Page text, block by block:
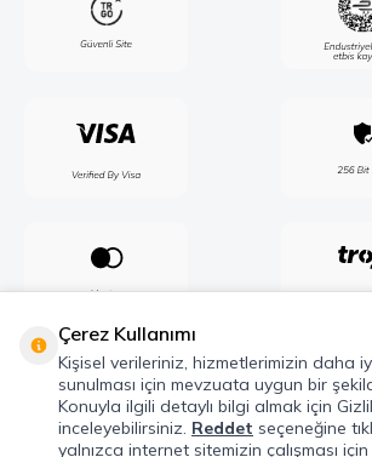
Çerez Kullanımı
Kişisel verileriniz, hizmetlerimizin daha
sunulması için mevzuata uygun bir
Konuyla ilgili detaylı bilgi almak için
inceleyebilirsiniz. Reddet seçeneğine
yalnızca internet sitemizin çalışması